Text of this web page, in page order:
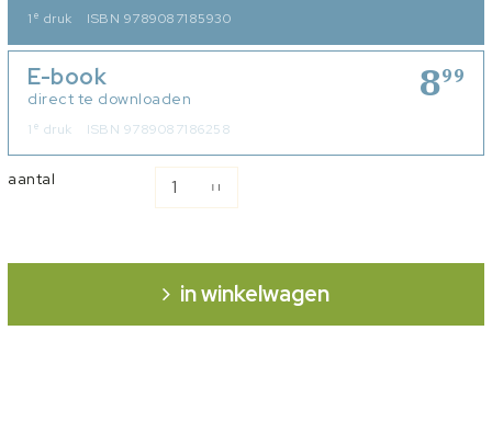
Klik hiervoor een podcast over sterfelijkheid met o.a. Arthur
Alderliesten.
Klik hiervoor een podcast met de auteur over
Stervenskunst
bij Luther.
1 e druk ISBN 9789087185930
899
E-book
direct te downloaden
1 e druk ISBN 9789087186258
aantal
in winkelwagen